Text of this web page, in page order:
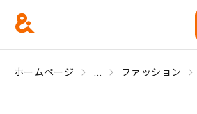
ホームページ ... ファッション